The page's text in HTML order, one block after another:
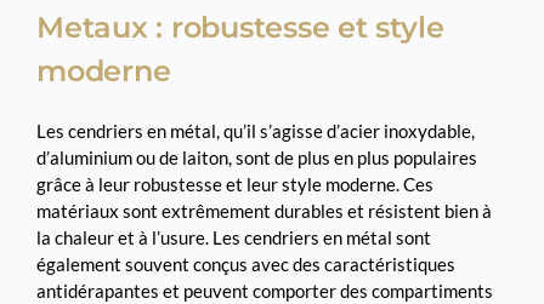
Metaux : robustesse et style
moderne
Les cendriers en métal, qu’il s’agisse d’acier inoxydable,
d’aluminium ou de laiton, sont de plus en plus populaires
grâce à leur robustesse et leur style moderne. Ces
matériaux sont extrêmement durables et résistent bien à
la chaleur et à l’usure. Les cendriers en métal sont
également souvent conçus avec des caractéristiques
antidérapantes et peuvent comporter des compartiments